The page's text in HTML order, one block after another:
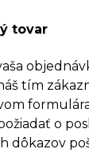
tovar
tím
o
dôkazov